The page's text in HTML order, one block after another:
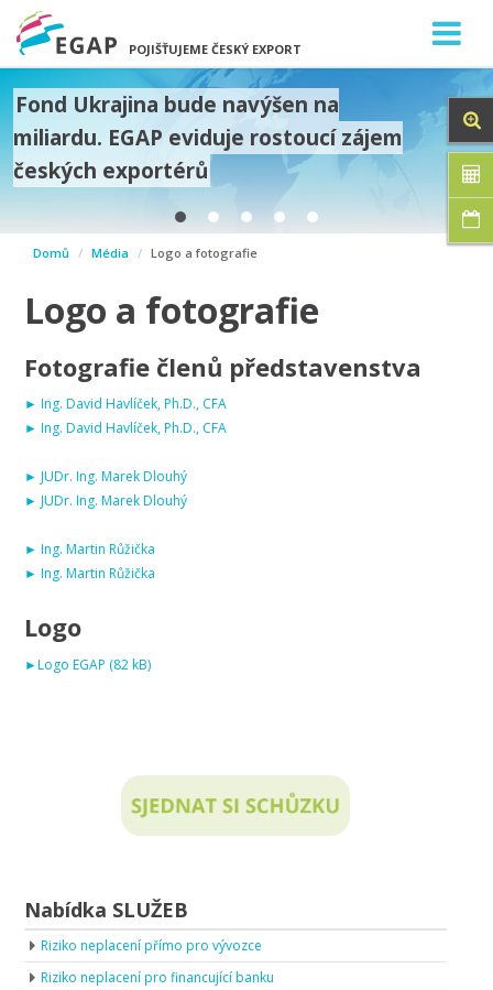
POJIŠŤUJEME ČESKÝ EXPORT
Fond Ukrajina bude navýšen na
miliardu. EGAP eviduje rostoucí zájem
českých exportérů
Domů Média Logo a fotografie
Logo a fotografie
Fotografie členů představenstva
► Ing. David Havlíček, Ph.D., CFA
► Ing. David Havlíček, Ph.D., CFA
► JUDr. Ing. Marek Dlouhý
► JUDr. Ing. Marek Dlouhý
► Ing. Martin Růžička
► Ing. Martin Růžička
Logo
►Logo EGAP (82 kB)
Nabídka SLUŽEB
Riziko neplacení přímo pro vývozce
Riziko neplacení pro financující banku